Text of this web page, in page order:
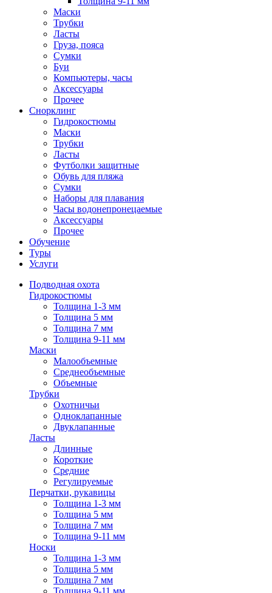
Маски
Трубки
Ласты
Груза, пояса
Сумки
Буи
Компьютеры, часы
Аксессуары
Прочее
Снорклинг
Гидрокостюмы
Маски
Трубки
Ласты
Футболки защитные
Обувь для пляжа
Сумки
Наборы для плавания
Часы водонепронецаемые
Аксессуары
Прочее
Обучение
Туры
Услуги
Подводная охота
Гидрокостюмы
Толщина 1-3 мм
Толщина 5 мм
Толщина 7 мм
Толщина 9-11 мм
Маски
Малообъемные
Среднеобъемные
Объемные
Трубки
Охотничьи
Одноклапанные
Двуклапанные
Ласты
Длинные
Короткие
Средние
Регулируемые
Перчатки, рукавицы
Толщина 1-3 мм
Толщина 5 мм
Толщина 7 мм
Толщина 9-11 мм
Носки
Толщина 1-3 мм
Толщина 5 мм
Толщина 7 мм
Толщина 9-11 мм